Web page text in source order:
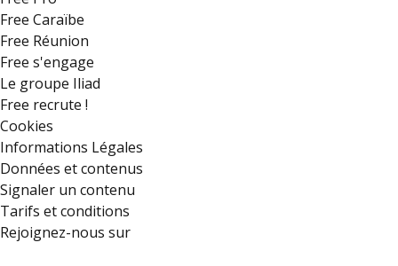
Free Caraïbe
Free Réunion
Free s'engage
Le groupe Iliad
Free recrute !
Cookies
Informations Légales
Données et contenus
Signaler un contenu
Tarifs et conditions
Rejoignez-nous sur